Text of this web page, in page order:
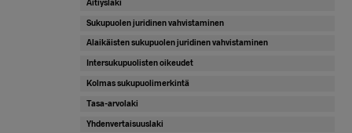
Äitiyslaki
Sukupuolen juridinen vahvistaminen
Alaikäisten sukupuolen juridinen vahvistaminen
Intersukupuolisten oikeudet
Kolmas sukupuolimerkintä
Tasa-arvolaki
Yhdenvertaisuuslaki